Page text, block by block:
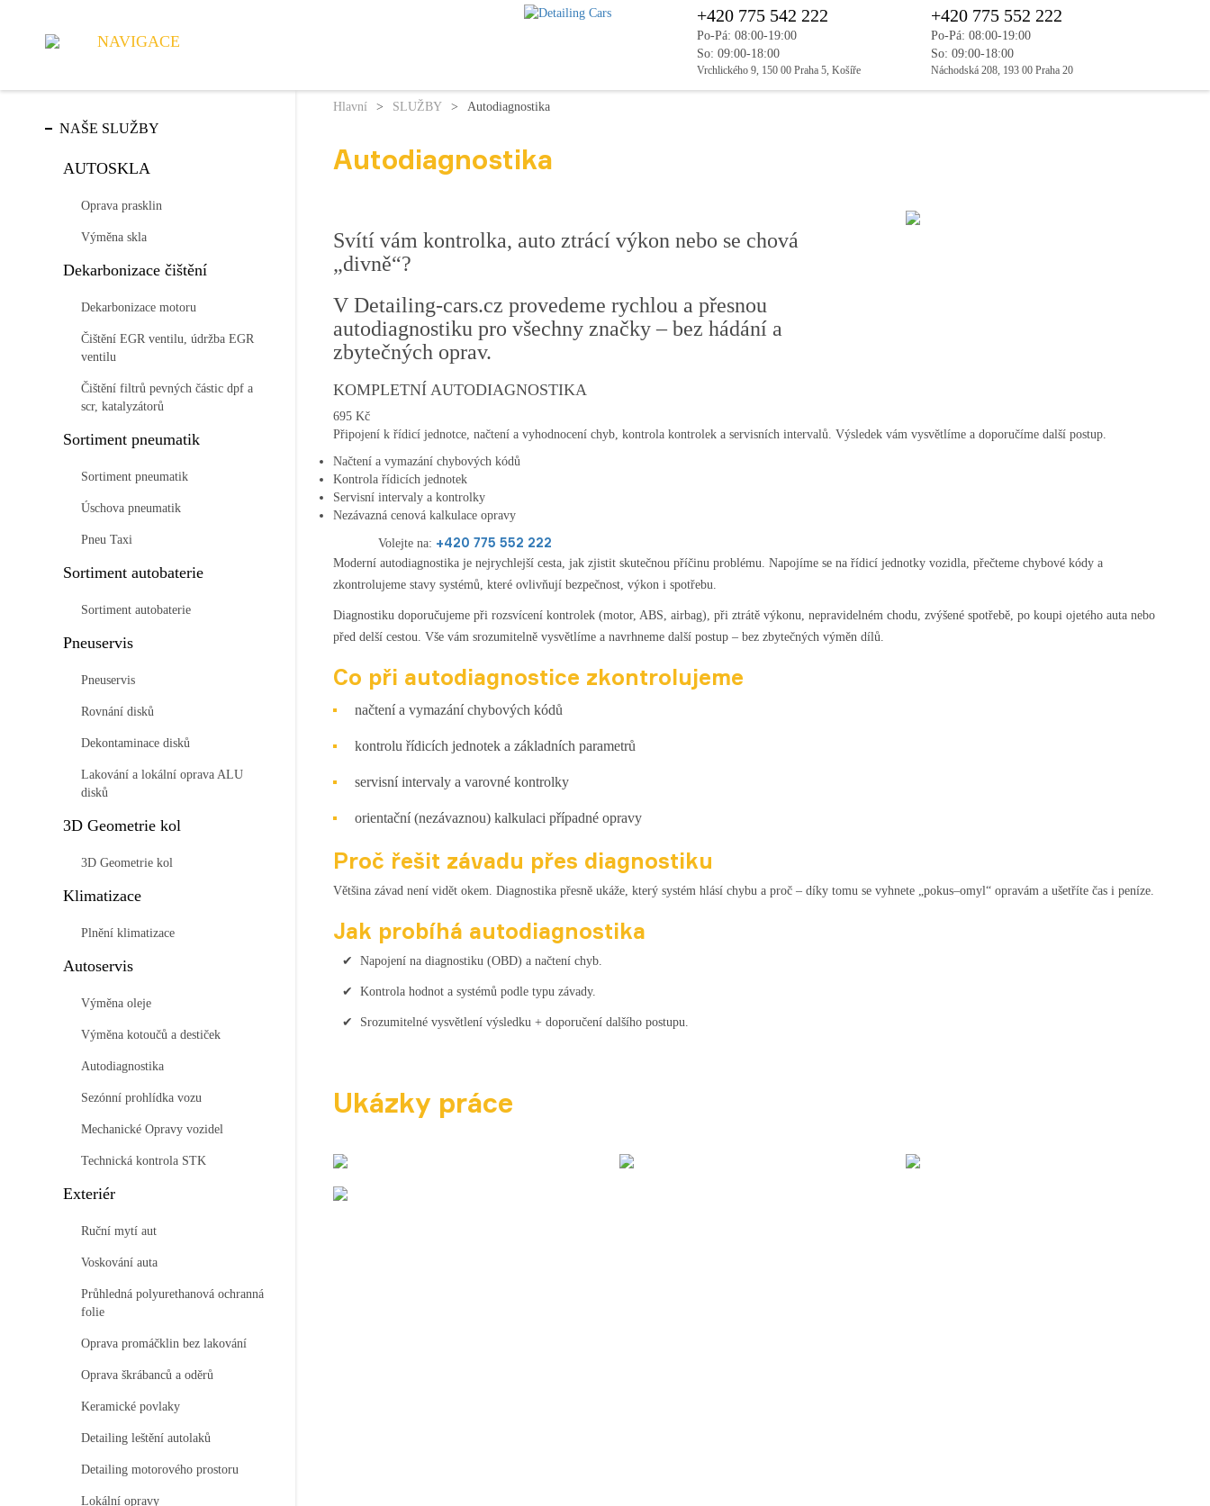
NAVIGACE
+420 775 542 222
Po-Pá: 08:00-19:00
So: 09:00-18:00
Vrchlického 9, 150 00 Praha 5, Košíře
+420 775 552 222
Po-Pá: 08:00-19:00
So: 09:00-18:00
Náchodská 208, 193 00 Praha 20
NAŠE SLUŽBY
AUTOSKLA
Oprava prasklin
Výměna skla
Dekarbonizace čištění
Dekarbonizace motoru
Čištění EGR ventilu, údržba EGR
ventilu
Čištění filtrů pevných částic dpf a
scr, katalyzátorů
Sortiment pneumatik
Sortiment pneumatik
Úschova pneumatik
Pneu Taxi
Sortiment autobaterie
Sortiment autobaterie
Pneuservis
Pneuservis
Rovnání disků
Dekontaminace disků
Lakování a lokální oprava ALU
disků
3D Geometrie kol
3D Geometrie kol
Klimatizace
Plnění klimatizace
Autoservis
Výměna oleje
Výměna kotoučů a destiček
Autodiagnostika
Sezónní prohlídka vozu
Mechanické Opravy vozidel
Technická kontrola STK
Exteriér
Ruční mytí aut
Voskování auta
Průhledná polyurethanová ochranná
folie
Oprava promáčklin bez lakování
Oprava škrábanců a oděrů
Keramické povlaky
Detailing leštění autolaků
Detailing motorového prostoru
Lokální opravy
Hlavní > SLUŽBY > Autodiagnostika
Autodiagnostika
Svítí vám kontrolka, auto ztrácí výkon nebo se chová
„divně“?
V Detailing-cars.cz provedeme rychlou a přesnou
autodiagnostiku pro všechny značky – bez hádání a
zbytečných oprav.
KOMPLETNÍ AUTODIAGNOSTIKA
695Kč
Připojení k řídicí jednotce, načtení a vyhodnocení chyb, kontrola kontrolek a servisních intervalů. Výsledek vám vysvětlíme a doporučíme další postup.
Načtení a vymazání chybových kódů
Kontrola řídicích jednotek
Servisní intervaly a kontrolky
Nezávazná cenová kalkulace opravy
Volejte na: +420 775 552 222
Moderní autodiagnostika je nejrychlejší cesta, jak zjistit skutečnou příčinu problému. Napojíme se na řídicí jednotky vozidla, přečteme chybové kódy a
zkontrolujeme stavy systémů, které ovlivňují bezpečnost, výkon i spotřebu.
Diagnostiku doporučujeme při rozsvícení kontrolek (motor, ABS, airbag), při ztrátě výkonu, nepravidelném chodu, zvýšené spotřebě, po koupi ojetého auta nebo
před delší cestou. Vše vám srozumitelně vysvětlíme a navrhneme další postup – bez zbytečných výměn dílů.
Co při autodiagnostice zkontrolujeme
načtení a vymazání chybových kódů
kontrolu řídicích jednotek a základních parametrů
servisní intervaly a varovné kontrolky
orientační (nezávaznou) kalkulaci případné opravy
Proč řešit závadu přes diagnostiku
Většina závad není vidět okem. Diagnostika přesně ukáže, který systém hlásí chybu a proč – díky tomu se vyhnete „pokus–omyl“ opravám a ušetříte čas i peníze.
Jak probíhá autodiagnostika
Napojení na diagnostiku (OBD) a načtení chyb.
Kontrola hodnot a systémů podle typu závady.
Srozumitelné vysvětlení výsledku + doporučení dalšího postupu.
Ukázky práce